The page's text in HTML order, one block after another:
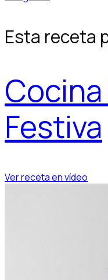
Esta receta
Festiva
Ver receta en vídeo